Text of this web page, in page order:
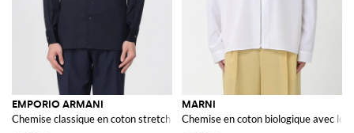
EMPORIO ARMANI
Chemise classique en coton stretch
MARNI
Chemise en coton biologique avec